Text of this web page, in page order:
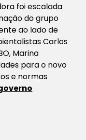
foi escalada
do grupo
ao lado de
Carlos
Marina
para o novo
e normas